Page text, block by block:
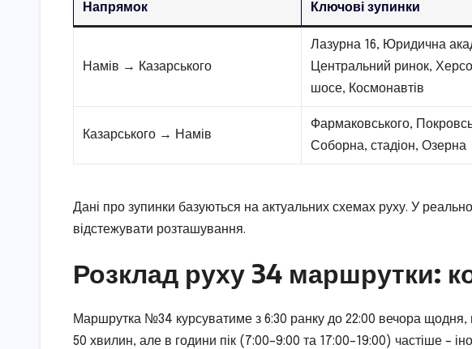
Напрямок Ключові зупинки
Намів → Казарського
Лазурна 16, Юридична
Центральний ринок,
шосе, Космонавтів
Казарського → Намів
Фармаковського,
Соборна, стадіон, Озерна
Дані про зупинки базуються на актуальних схемах руху. У
відстежувати розташування.
Розклад руху 34 маршрутки:
Маршрутка №34 курсуватиме з 6:30 ранку до 22:00 вечора щодня,
50 хвилин, але в години пік (7:00–9:00 та 17:00–19:00) частіше –